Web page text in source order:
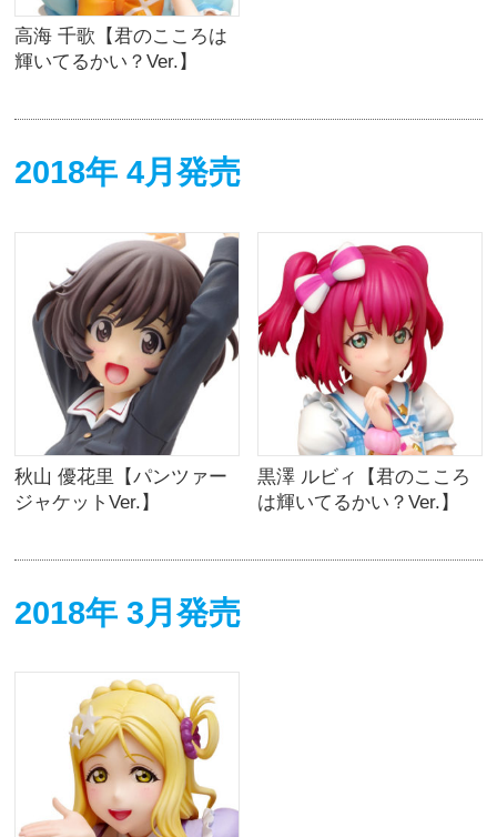
高海 千歌【君のこころは
輝いてるかい？Ver.】
2018年 4月発売
秋山 優花里【パンツァー
ジャケットVer.】
黒澤 ルビィ【君のこころ
は輝いてるかい？Ver.】
2018年 3月発売